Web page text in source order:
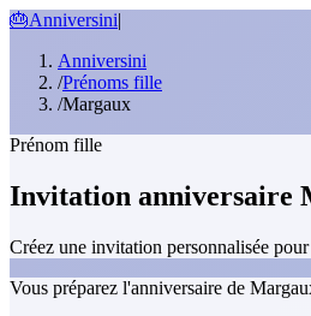
🎂Anniversini|
Anniversini
/Prénoms fille
/Margaux
Prénom fille
Invitation anniversaire
Créez une invitation personnalisée
Vous préparez l'anniversaire de